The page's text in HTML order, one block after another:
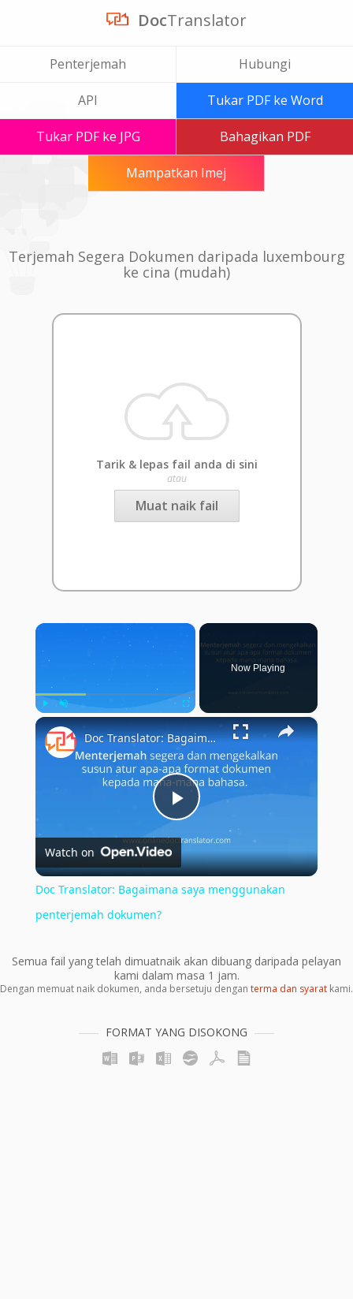
DocTranslator
Penterjemah Hubungi
API Tukar PDF ke Word
Tukar PDF ke JPG Bahagikan PDF
Mampatkan Imej
Terjemah Segera Dokumen daripada luxembourg
ke cina (mudah)
Tarik & lepas fail anda di sini
atau
Muat naik fail
×
Play Unmute Fullscreen
Now Playing
×
Play
Video
Doc Translator: Bagaimana saya menggunakan penterjemah dokumen?
Watch on
Doc Translator: Bagaimana saya menggunakan
penterjemah dokumen?
Semua fail yang telah dimuatnaik akan dibuang daripada pelayan
kami dalam masa 1 jam.
Dengan memuat naik dokumen, anda bersetuju dengan terma dan syarat kami.
FORMAT YANG DISOKONG